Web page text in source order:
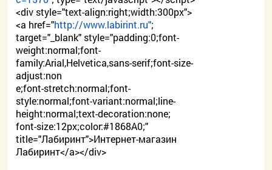
<div style="text-align:right;width:300px">
<a href="http://www.labirint.ru";
target="_blank" style="padding:0;font-
weight:normal;font-
family:Arial,Helvetica,sans-serif;font-size-
adjust:non
e;font-stretch:normal;font-
style:normal;font-variant:normal;line-
height:normal;text-decoration:none;
font-size:12px;color:#1868A0;"
title="Лабиринт">Интернет-магазин
Лабиринт</a></div>